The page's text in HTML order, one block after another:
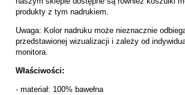
produkty z tym nadrukiem.
Uwaga: Kolor nadruku może nieznacznie
przedstawionej wizualizacji i zależy od
monitora.
Właściwości:
- materiał: 100% bawełna